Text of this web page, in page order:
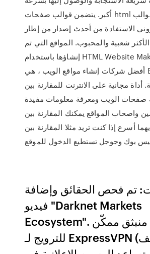
أكبر. يتضمن قوالب صفحات html ومكوناتها ، قوالب
الاستفادة من أحدث إصدار من إطار
الأكثر شعبية والمحبوب. المواقع التي تم
إنشاؤها باستخدام HTML Website Maker ، واحدة من
أفضل شركات إنشاء مواقع الويب ، هي Bootstrap
أداة مجانية على الانترنت للمقارنة بين
الويب ومعرفة معلومات مفيدة
واصحاب المواقع يمكنك المقارنة بين
أسرع إذا كنت تريد مثلا المقارنة بين
بوك وجوجل تستطيع الدخول للموقع
تم فحص الحقائق وإضافة
فيديو "Darknet Markets
Ecosystem". إعلان منبثق ممكّن
للترويج لـ ExpressVPN (نأسف